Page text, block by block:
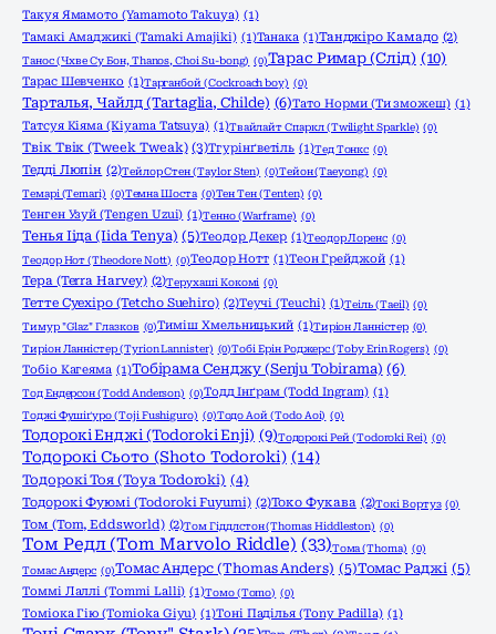
Такуя Ямамото (Yamamoto Takuya) (1)
Тамакі Амаджикі (Tamaki Amajiki) (1)Танака (1)Танджіро Камадо (2)
Танос (Чхве Су Бон, Thanos, Choi Su-bong) (0)Тарас Римар (Слід) (10)
Тарас Шевченко (1)Тарганбой (Cockroach boy) (0)
Тарталья, Чайлд (Tartaglia, Childe) (6)Тато Норми (Ти зможеш) (1)
Татсуя Кіяма (Kiyama Tatsuya) (1)Твайлайт Спаркл (Twilight Sparkle) (0)
Твік Твік (Tweek Tweak) (3)Тгурінґветіль (1)Тед Тонкс (0)
Тедді Люпін (2)Тейлор Стен (Taylor Sten) (0)Тейон (Taeyong) (0)
Темарі (Temari) (0)Темна Шоста (0)Тен Тен (Tenten) (0)
Тенген Узуй (Tengen Uzui) (1)Тенно (Warframe) (0)
Тенья Ііда (Iida Tenya) (5)Теодор Декер (1)Теодор Лоренс (0)
Теодор Нот (Theodore Nott) (0)Теодор Нотт (1)Теон Грейджой (1)
Тера (Terra Harvey) (2)Терухаші Кокомі (0)
Тетте Суехіро (Tetcho Suehiro) (2)Теучі (Teuchi) (1)Теіль (Taeil) (0)
Тимур "Glaz" Глазков (0)Тиміш Хмельницький (1)Тиріон Ланністер (0)
Тиріон Ланністер (Tyrion Lannister) (0)Тобі Ерін Роджерс (Toby Erin Rogers) (0)
Тобіо Кагеяма (1)Тобірама Сенджу (Senju Tobirama) (6)
Тод Ендерсон (Todd Anderson) (0)Тодд Інґрам (Todd Ingram) (1)
Тоджі Фушіґуро (Toji Fushiguro) (0)Тодо Аой (Todo Aoi) (0)
Тодорокі Енджі (Todoroki Enji) (9)Тодорокі Рей (Todoroki Rei) (0)
Тодорокі Сьото (Shoto Todoroki) (14)
Тодорокі Тоя (Toya Todoroki) (4)
Тодорокі Фуюмі (Todoroki Fuyumi) (2)Токо Фукава (2)Токі Вортуз (0)
Том (Tom, Eddsworld) (2)Том Гіддлстон (Thomas Hiddleston) (0)
Том Редл (Tom Marvolo Riddle) (33)Тома (Thoma) (0)
Томас Андерс (0)Томас Андерс (Thomas Anders) (5)Томас Раджі (5)
Томмі Лаллі (Tommi Lalli) (1)Томо (Tomo) (0)
Томіока Гію (Tomioka Giyu) (1)Тоні Паділья (Tony Padilla) (1)